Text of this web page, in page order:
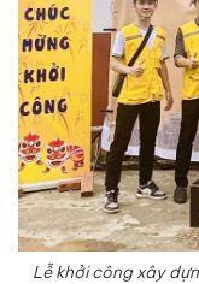
Lễ khởi công xây